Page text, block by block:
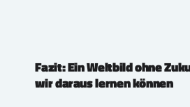
Fazit: Ein Weltbild ohne
wir daraus lernen können